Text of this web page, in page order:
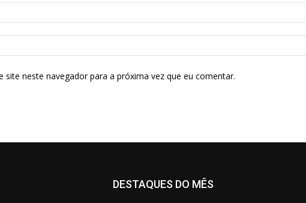
site neste navegador para a próxima vez que eu comentar.
DESTAQUES DO MÊS